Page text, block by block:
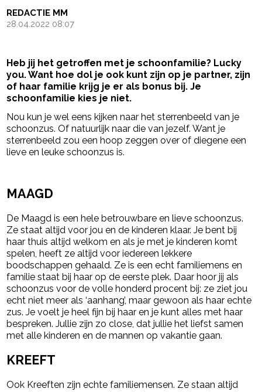
REDACTIE MM
28.04.2022 08:07
Heb jij het getroffen met je schoonfamilie? Lucky
you. Want hoe dol je ook kunt zijn op je partner, zijn
of haar familie krijg je er als bonus bij. Je
schoonfamilie kies je niet.
Nou kun je wel eens kijken naar het sterrenbeeld van je
schoonzus. Of natuurlijk naar die van jezelf. Want je
sterrenbeeld zou een hoop zeggen over of diegene een
lieve en leuke schoonzus is.
MAAGD
De Maagd is een hele betrouwbare en lieve schoonzus.
Ze staat altijd voor jou en de kinderen klaar. Je bent bij
haar thuis altijd welkom en als je met je kinderen komt
spelen, heeft ze altijd voor iedereen lekkere
boodschappen gehaald. Ze is een echt familiemens en
familie staat bij haar op de eerste plek. Daar hoor jij als
schoonzus voor de volle honderd procent bij: ze ziet jou
echt niet meer als ‘aanhang’, maar gewoon als haar echte
zus. Je voelt je heel fijn bij haar en je kunt alles met haar
bespreken. Jullie zijn zo close, dat jullie het liefst samen
met alle kinderen en de mannen op vakantie gaan.
KREEFT
Ook Kreeften zijn echte familiemensen. Ze staan altijd